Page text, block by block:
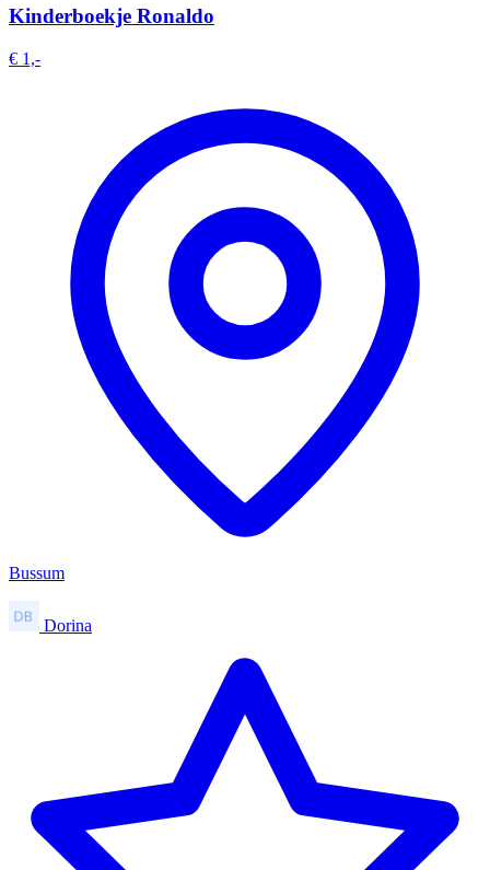
Kinderboekje Ronaldo
€ 1,-
Bussum
Dorina